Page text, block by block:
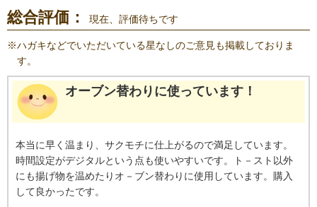
総合評価： 現在、評価待ちです
※ハガキなどでいただいている星なしのご意見も掲載しておりま
す。
オーブン替わりに使っています！
本当に早く温まり、サクモチに仕上がるので満足しています。
時間設定がデジタルという点も使いやすいです。ト－スト以外
にも揚げ物を温めたりオ－ブン替わりに使用しています。購入
して良かったです。